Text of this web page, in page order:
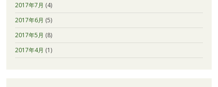
2017年7月 (4)
2017年6月 (5)
2017年5月 (8)
2017年4月 (1)